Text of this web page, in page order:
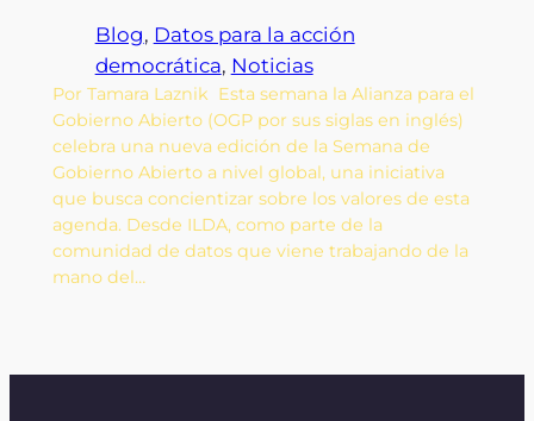
Blog, Datos para la acción
democrática, Noticias
Por Tamara Laznik Esta semana la Alianza para el
Gobierno Abierto (OGP por sus siglas en inglés)
celebra una nueva edición de la Semana de
Gobierno Abierto a nivel global, una iniciativa
que busca concientizar sobre los valores de esta
agenda. Desde ILDA, como parte de la
comunidad de datos que viene trabajando de la
mano del…